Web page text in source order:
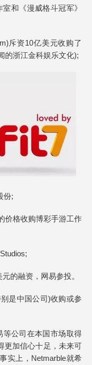
和《漫威格斗冠军》
斥资10亿美元收购了
的浙江金科娱乐文化);
份;
价格收购博彩手游工作
的融资，网易参投。
是中国公司)收购或参
等公司在本国市场取得
更加信心十足，未来可
实上，Netmarble就希